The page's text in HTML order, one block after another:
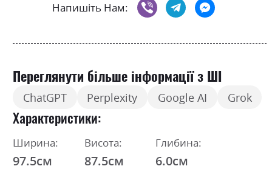
Напишіть Нам:
Переглянути більше інформації з ШІ
ChatGPT Perplexity Google AI Grok
Характеристики
Ширина:
97.5см
Висота:
87.5см
Глибина:
6.0см